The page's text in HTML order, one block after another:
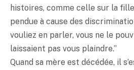
histoires, comme celle sur la fille
pendue à cause des
vouliez en parler, vous ne le
laissaient pas vous plaindre.”
Quand sa mère est décédée, il